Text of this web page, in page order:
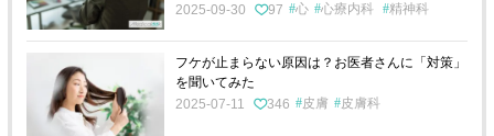
2025-09-30
97 心 心療内科 精神科
フケが止まらない原因は？お医者さんに「対策」
を聞いてみた
2025-07-11
346 皮膚 皮膚科